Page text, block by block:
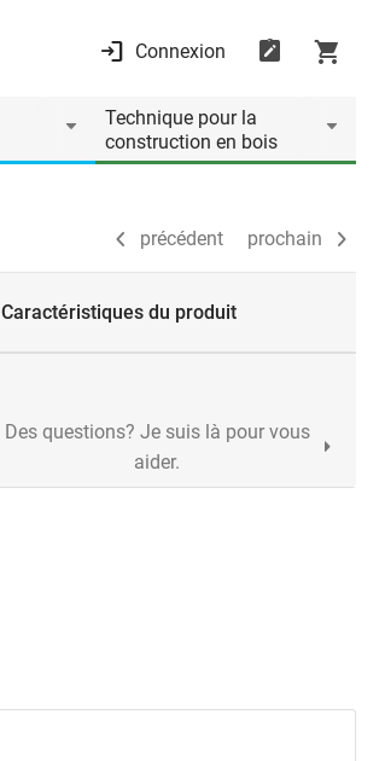
Connexion
Technique pour la
construction en bois
précédent prochain
précédent prochain
Caractéristiques du produit
Des questions? Je suis là pour vous
aider.